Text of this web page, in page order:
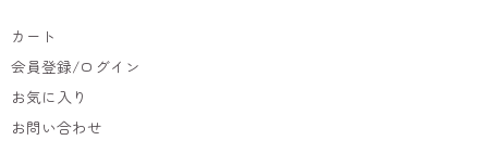
カート
会員登録/ログイン
お気に入り
お問い合わせ